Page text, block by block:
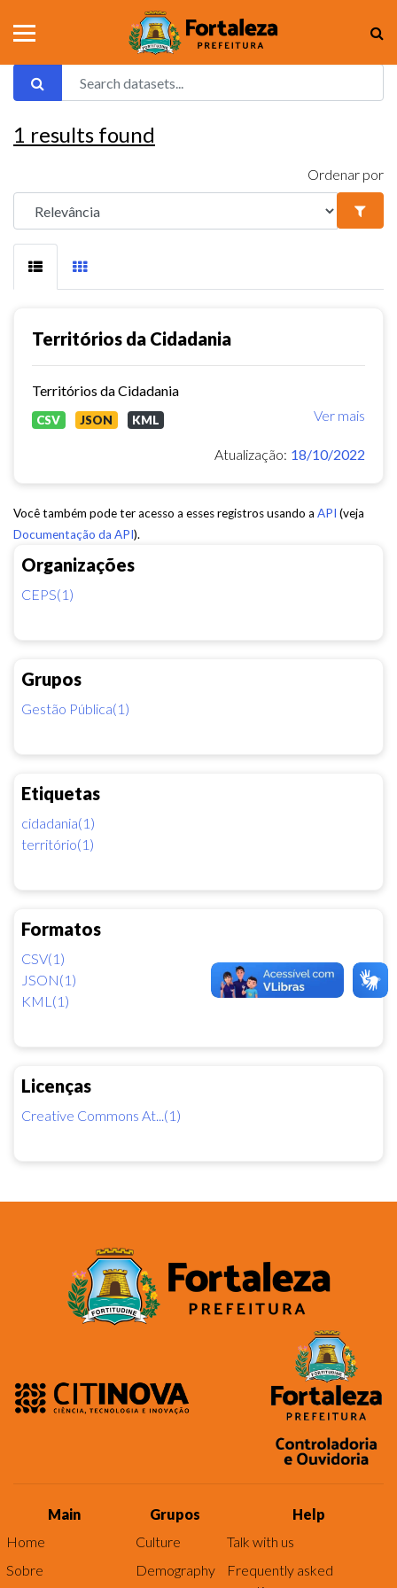
Organizações
CEPS(1)
Grupos
Gestão Pública(1)
Etiquetas
cidadania(1)
território(1)
Formatos
CSV(1)
JSON(1)
KML(1)
Licenças
Creative Commons At...(1)
1 results found
Ordenar por
Territórios da Cidadania
Territórios da Cidadania
Ver mais
CSV JSON KML
Atualização: 18/10/2022
Você também pode ter acesso a esses registros usando a API (veja
Documentação da API).
Main
Home
Sobre
Grupos
Culture
Demography
Help
Talk with us
Frequently asked